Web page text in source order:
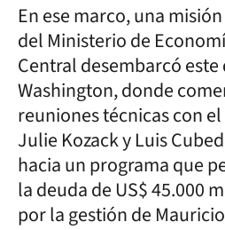
En ese marco, una
del Ministerio de
Central desembarcó
Washington, donde
reuniones técnicas con
Julie Kozack y Luis
hacia un programa que
la deuda de US$ 45.000
por la gestión de